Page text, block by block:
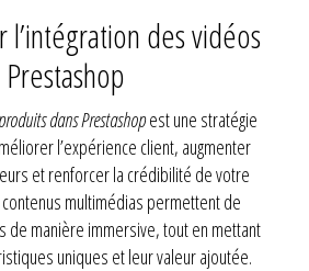
l’intégration des vidéos
dans Prestashopest une stratégie
l’expérience client, augmenter
et renforcer la crédibilité de votre
multimédias permettent de
de manière immersive, tout en mettant
uniques et leur valeur ajoutée.